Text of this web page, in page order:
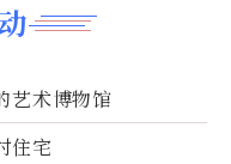
艺术博物馆
住宅